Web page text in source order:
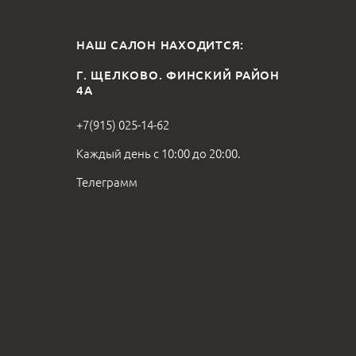
НАШ САЛОН НАХОДИТСЯ:
Г. ЩЕЛКОВО. ФИНСКИЙ РАЙОН
4А
+7(915) 025-14-62
Каждый день с 10:00 до 20:00.
Телеграмм